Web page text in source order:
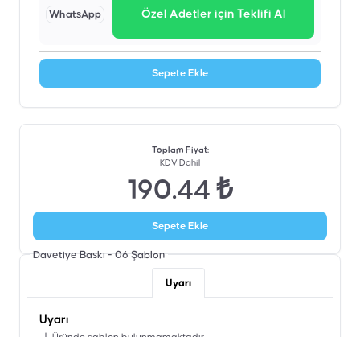
WhatsApp Özel Adetler için Teklifi Al
Sepete Ekle
Toplam Fiyat:
KDV Dahil
190.44 ₺
Sepete Ekle
Davetiye Baskı - 06 Şablon
Uyarı
Uyarı